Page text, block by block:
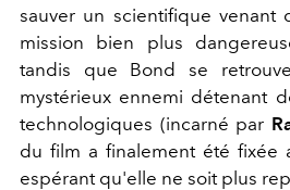
sauver un scientifique venant
mission bien plus
tandis que Bond se
mystérieux ennemi détenant
technologiques (incarné par
du film a finalement été fixée
espérant qu'elle ne soit plus